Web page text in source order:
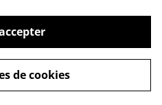
powered by
de cookies